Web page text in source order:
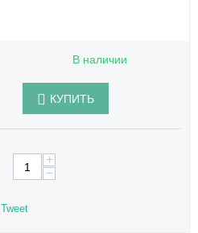
В наличии
КУПИТЬ
+
−
Tweet